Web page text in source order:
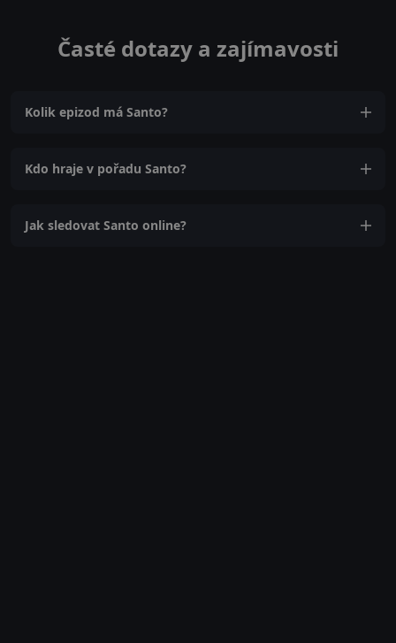
Časté dotazy a zajímavosti
Kolik epizod má Santo?
Kdo hraje v pořadu Santo?
Jak sledovat Santo online?